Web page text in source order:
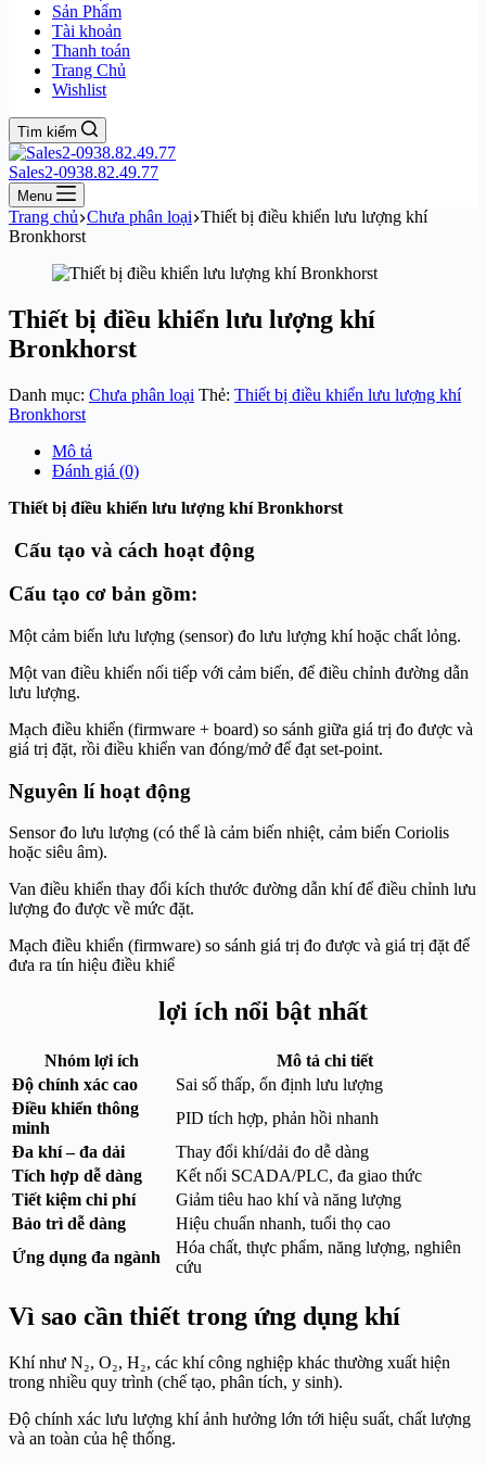
Sản Phẩm
Tài khoản
Thanh toán
Trang Chủ
Wishlist
Tìm kiếm
Sales2-0938.82.49.77
Menu
Trang chủ Chưa phân loại Thiết bị điều khiển lưu lượng khí
Bronkhorst
Thiết bị điều khiển lưu lượng khí
Bronkhorst
Danh mục: Chưa phân loại Thẻ: Thiết bị điều khiển lưu lượng khí
Bronkhorst
Mô tả
Đánh giá (0)
Thiết bị điều khiển lưu lượng khí Bronkhorst
Cấu tạo và cách hoạt động
Cấu tạo cơ bản gồm:
Một cảm biến lưu lượng (sensor) đo lưu lượng khí hoặc chất lỏng.
Một van điều khiển nối tiếp với cảm biến, để điều chỉnh đường dẫn
lưu lượng.
Mạch điều khiển (firmware + board) so sánh giữa giá trị đo được và
giá trị đặt, rồi điều khiển van đóng/mở để đạt set-point.
Nguyên lí hoạt động
Sensor đo lưu lượng (có thể là cảm biến nhiệt, cảm biến Coriolis
hoặc siêu âm).
Van điều khiển thay đổi kích thước đường dẫn khí để điều chỉnh lưu
lượng đo được về mức đặt.
Mạch điều khiển (firmware) so sánh giá trị đo được và giá trị đặt để
đưa ra tín hiệu điều khiể
lợi ích nổi bật nhất
Nhóm lợi ích
Mô tả chi tiết
Độ chính xác cao
Sai số thấp, ổn định lưu lượng
Điều khiển thông
minh
PID tích hợp, phản hồi nhanh
Đa khí – đa dải
Thay đổi khí/dải đo dễ dàng
Tích hợp dễ dàng
Kết nối SCADA/PLC, đa giao thức
Tiết kiệm chi phí
Giảm tiêu hao khí và năng lượng
Bảo trì dễ dàng
Hiệu chuẩn nhanh, tuổi thọ cao
Ứng dụng đa ngành
Hóa chất, thực phẩm, năng lượng, nghiên
cứu
Vì sao cần thiết trong ứng dụng khí
Khí như N₂, O₂, H₂, các khí công nghiệp khác thường xuất hiện
trong nhiều quy trình (chế tạo, phân tích, y sinh).
Độ chính xác lưu lượng khí ảnh hưởng lớn tới hiệu suất, chất lượng
và an toàn của hệ thống.